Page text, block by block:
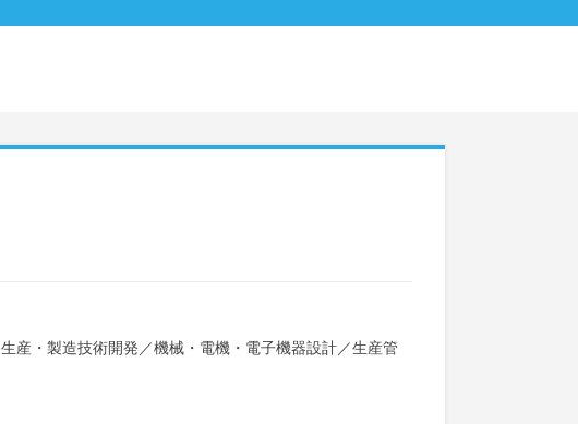
生産・製造技術開発 ／機械・電機・電子機器設計／生産管